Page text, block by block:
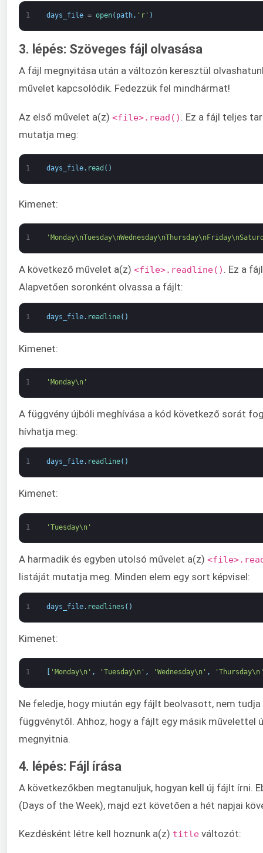
1 days_file = open( path, 'r' )
3. lépés: Szöveges fájl olvasása
A fájl megnyitása után a változón keresztül
művelet kapcsolódik. Fedezzük fel mindhármat!
Az első művelet a(z) <file>.read()
. Ez a fájl teljes
mutatja meg:
1 days_file. read ( )
Kimenet:
1
A következő művelet a(z) <file>.readline() . Ez a
Alapvetően soronként olvassa a fájlt:
1 days_file. readline( )
Kimenet:
1 'Monday\n'
A függvény újbóli meghívása a kód következő sorát
hívhatja meg:
1 days_file. readline( )
Kimenet:
1 'Tuesday\n'
A harmadik és egyben utolsó művelet a(z)
listáját mutatja meg. Minden elem egy sort képvisel:
1 days_file. readlines ( )
Kimenet:
1 'Monday\n' , 'Tuesday\n' , 'Wednesday\n' ,
Ne feledje, hogy miután egy fájlt beolvasott, nem
függvénytől. Ahhoz, hogy a fájlt egy másik művelettel
megnyitnia.
4. lépés: Fájl írása
A következőkben megtanuljuk, hogyan kell új fájlt írni.
(Days of the Week), majd ezt követően a hét napjai
Kezdésként létre kell hoznunk a(z) title változót: